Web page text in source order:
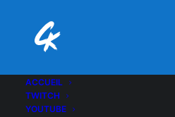
ACCUEIL
TWITCH
YOUTUBE